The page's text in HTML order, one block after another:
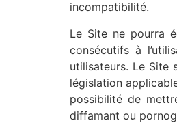
incompatibilité.
Le Site ne pourra
consécutifs à
utilisateurs. Le Site
législation
possibilité de
diffamant ou